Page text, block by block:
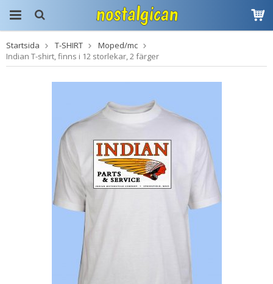
Produkten har blivit
tillagd i varukorgen
Startsida T-SHIRT
Moped/mc
Indian T-shirt, finns i 12 storlekar, 2 färger